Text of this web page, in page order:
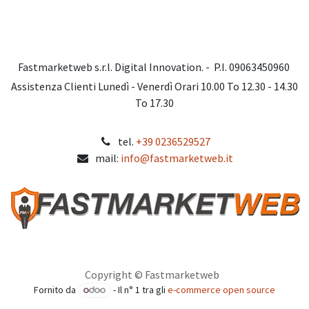
Fastmarketweb s.r.l. Digital Innovation. - P.I. 09063450960
Assistenza Clienti Lunedì - Venerdì Orari 10.00 To 12.30 - 14.30
To 17.30
tel. +39 0236529527
mail: info@fastmarketweb.it
Copyright © Fastmarketweb
Fornito da - Il n° 1 tra glie-commerce open source